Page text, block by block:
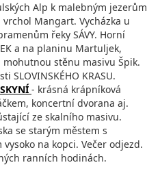
Alp k malebným jezerům
vrchol Mangart. Vycházka u
řeky SÁVY. Horní
a na planinu Martuljek,
stěnu masivu Špik.
SLOVINSKÉHO KRASU.
- krásná krápníková
koncertní dvorana aj.
ze skalního masivu.
se starým městem s
na kopci. Večer odjezd.
ranních hodinách.